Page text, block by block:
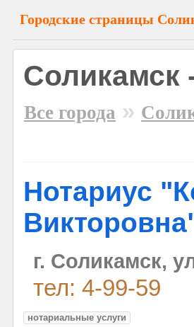
Городские страницы
Соликамск
Все города »
Нотариус
г. Соликамск,
тел: 4-99-59
нотариальные услуги